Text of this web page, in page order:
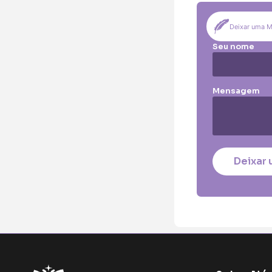
Deixar uma
Seu nome
Mensagem
Deixar
Pequena
Coração:
Pequena
Mini (€75)
O seu nome*
Contacto
Mensagem a